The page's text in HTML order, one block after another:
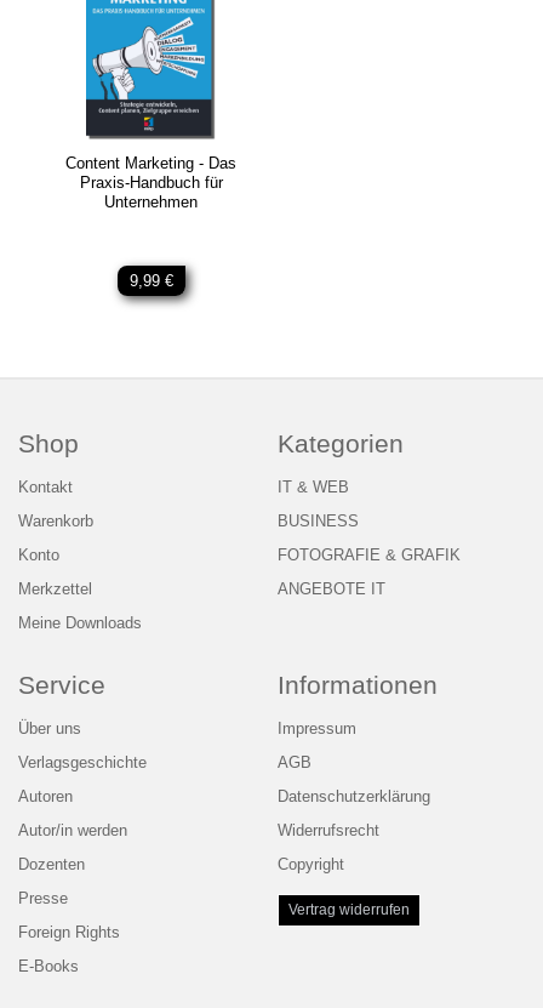
Content Marketing - Das
Praxis-Handbuch für
Unternehmen
9,99 €
Shop
Kontakt
Warenkorb
Konto
Merkzettel
Meine Downloads
Kategorien
IT & WEB
BUSINESS
FOTOGRAFIE & GRAFIK
ANGEBOTE IT
Service
Über uns
Verlagsgeschichte
Autoren
Autor/in werden
Dozenten
Presse
Foreign Rights
E-Books
Informationen
Impressum
AGB
Datenschutzerklärung
Widerrufsrecht
Copyright
Vertrag widerrufen